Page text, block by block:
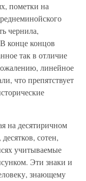
пометки на
чернила,
конце концов
так в отличие
линейное
что препятствует
на десятиричном
сотен,
учитываемые
Эти знаки и
знающему